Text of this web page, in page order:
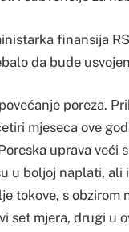
finansija
da bude
poreza.
mjeseca ove
uprava veći
u boljoj naplati,
tokove, s obzirom
set mjera, drugi u